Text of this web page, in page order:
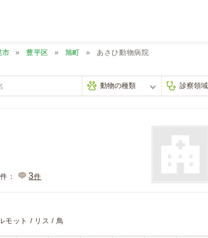
市 豊平区 旭町 あさひ動物病院
件： 3件
モット / リス / 鳥